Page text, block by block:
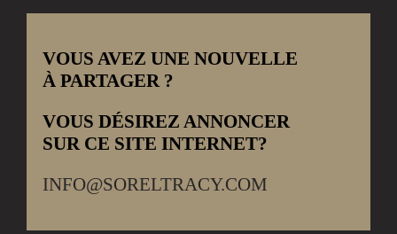
VOUS AVEZ UNE NOUVELLE
À PARTAGER ?
VOUS DÉSIREZ ANNONCER
SUR CE SITE INTERNET?
INFO@SORELTRACY.COM